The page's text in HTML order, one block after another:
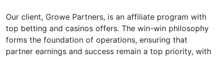
Our client, Growe Partners, is an affiliate program with
top betting and casinos offers. The win-win philosophy
forms the foundation of operations, ensuring that
partner earnings and success remain a top priority, with